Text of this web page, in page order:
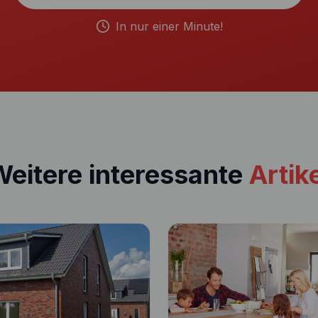
In nur einer Minute!
interessante